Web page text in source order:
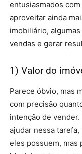
entusiasmados
aproveitar ainda
imobiliário,
vendas e gerar
1) Valor do
Parece óbvio, mas
com precisão
intenção de
ajudar nessa
eles possuem, mas